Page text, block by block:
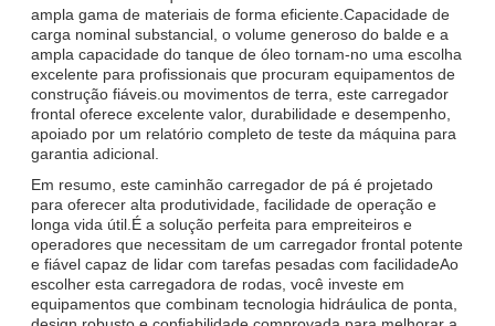
ampla gama de materiais de forma eficiente.Capacidade de
carga nominal substancial, o volume generoso do balde e a
ampla capacidade do tanque de óleo tornam-no uma escolha
excelente para profissionais que procuram equipamentos de
construção fiáveis.ou movimentos de terra, este carregador
frontal oferece excelente valor, durabilidade e desempenho,
apoiado por um relatório completo de teste da máquina para
garantia adicional.
Em resumo, este caminhão carregador de pá é projetado
para oferecer alta produtividade, facilidade de operação e
longa vida útil.É a solução perfeita para empreiteiros e
operadores que necessitam de um carregador frontal potente
e fiável capaz de lidar com tarefas pesadas com facilidadeAo
escolher esta carregadora de rodas, você investe em
equipamentos que combinam tecnologia hidráulica de ponta,